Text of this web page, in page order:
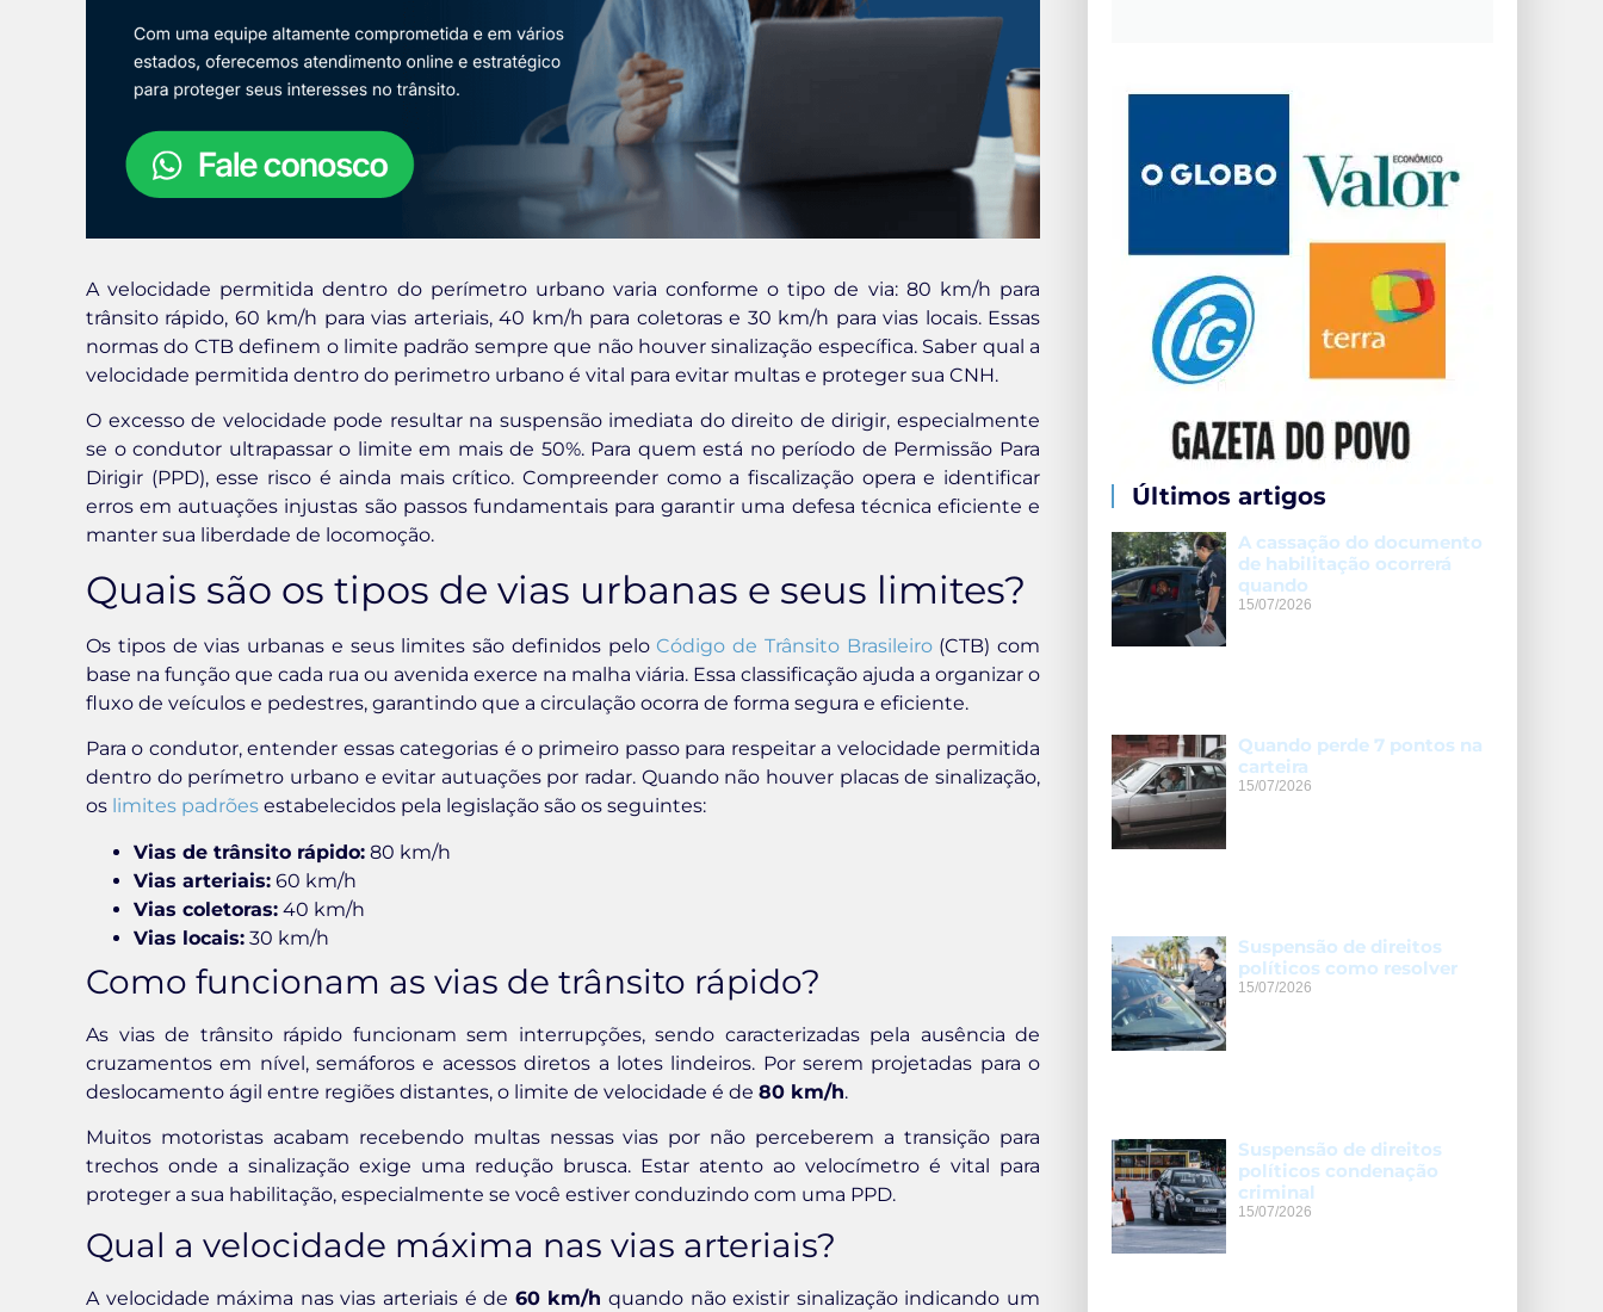
A velocidade permitida dentro do perímetro urbano varia conforme o tipo de via: 80 km/h para
trânsito rápido, 60 km/h para vias arteriais, 40 km/h para coletoras e 30 km/h para vias locais. Essas
normas do CTB definem o limite padrão sempre que não houver sinalização específica. Saber qual a
velocidade permitida dentro do perimetro urbano é vital para evitar multas e proteger sua CNH.
O excesso de velocidade pode resultar na suspensão imediata do direito de dirigir, especialmente
se o condutor ultrapassar o limite em mais de 50%. Para quem está no período de Permissão Para
Dirigir (PPD), esse risco é ainda mais crítico. Compreender como a fiscalização opera e identificar
erros em autuações injustas são passos fundamentais para garantir uma defesa técnica eficiente e
manter sua liberdade de locomoção.
Quais são os tipos de vias urbanas e seus limites?
Os tipos de vias urbanas e seus limites são definidos peloCódigo de Trânsito Brasileiro(CTB) com
base na função que cada rua ou avenida exerce na malha viária. Essa classificação ajuda a organizar o
fluxo de veículos e pedestres, garantindo que a circulação ocorra de forma segura e eficiente.
Para o condutor, entender essas categorias é o primeiro passo para respeitar a velocidade permitida
dentro do perímetro urbano e evitar autuações por radar. Quando não houver placas de sinalização,
os limites padrões estabelecidos pela legislação são os seguintes:
Vias de trânsito rápido: 80 km/h
Vias arteriais: 60 km/h
Vias coletoras: 40 km/h
Vias locais: 30 km/h
Como funcionam as vias de trânsito rápido?
As vias de trânsito rápido funcionam sem interrupções, sendo caracterizadas pela ausência de
cruzamentos em nível, semáforos e acessos diretos a lotes lindeiros. Por serem projetadas para o
deslocamento ágil entre regiões distantes, o limite de velocidade é de 80 km/h.
Muitos motoristas acabam recebendo multas nessas vias por não perceberem a transição para
trechos onde a sinalização exige uma redução brusca. Estar atento ao velocímetro é vital para
proteger a sua habilitação, especialmente se você estiver conduzindo com uma PPD.
Qual a velocidade máxima nas vias arteriais?
A velocidade máxima nas vias arteriais é de 60 km/h quando não existir sinalização indicando um
Últimos artigos
A cassação do documento
de habilitação ocorrerá
quando
15/07/2026
Quando perde 7 pontos na
carteira
15/07/2026
Suspensão de direitos
políticos como resolver
15/07/2026
Suspensão de direitos
políticos condenação
criminal
15/07/2026